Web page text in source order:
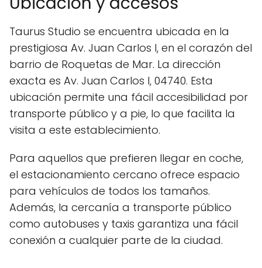
Taurus Studio se encuentra ubicada en la
prestigiosa Av. Juan Carlos I, en el corazón del
barrio de Roquetas de Mar. La dirección
exacta es Av. Juan Carlos I, 04740. Esta
ubicación permite una fácil accesibilidad por
transporte público y a pie, lo que facilita la
visita a este establecimiento.
Para aquellos que prefieren llegar en coche,
el estacionamiento cercano ofrece espacio
para vehículos de todos los tamaños.
Además, la cercanía a transporte público
como autobuses y taxis garantiza una fácil
conexión a cualquier parte de la ciudad.